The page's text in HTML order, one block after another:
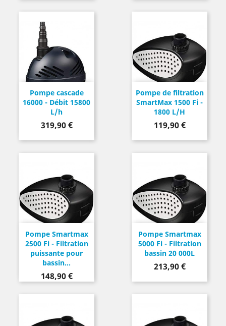
Pompe cascade
16000 - Débit 15800
L/h
Prix
319,90 €
Pompe de filtration
SmartMax 1500 Fi -
1800 L/H
Prix
119,90 €
Pompe Smartmax
2500 Fi - Filtration
puissante pour
bassin...
Prix
148,90 €
Pompe Smartmax
5000 Fi - Filtration
bassin 20 000L
Prix
213,90 €